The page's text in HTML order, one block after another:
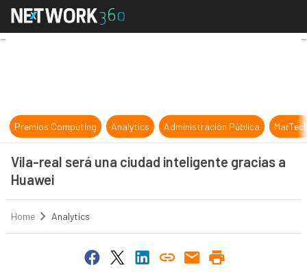
Vila-real será una ciudad
Premios Computing Analytics Administración Pública
Vila-real será una ciudad inteligente gracias a
Huawei
Home Analytics